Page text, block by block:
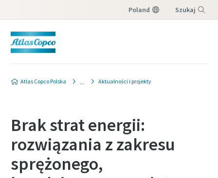
Poland Szukaj
Atlas Copco Polska Aktualności i projekty
Brak strat energii:
rozwiązania z zakresu
sprężonego,